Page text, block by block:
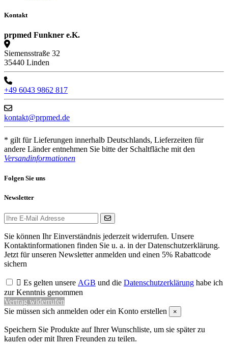
Kontakt
prpmed Funkner e.K.
Siemensstraße 32
35440 Linden
+49 6043 9862 817
kontakt@prpmed.de
* gilt für Lieferungen innerhalb Deutschlands, Lieferzeiten für
andere Länder entnehmen Sie bitte der Schaltfläche mit den
Versandinformationen
Folgen Sie uns
Newsletter
Sie können Ihr Einverständnis jederzeit widerrufen. Unsere
Kontaktinformationen finden Sie u. a. in der Datenschutzerklärung.
Jetzt für unseren Newsletter anmelden und einen 5% Rabattcode
sichern
 Es gelten unsere AGB und die Datenschutzerklärung habe ich
zur Kenntnis genommen
Vertrag widerrufen
Sie müssen sich anmelden oder ein Konto erstellen
×
Speichern Sie Produkte auf Ihrer Wunschliste, um sie später zu
kaufen oder mit Ihren Freunden zu teilen.